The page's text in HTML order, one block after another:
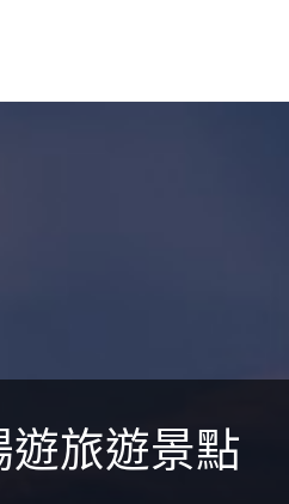
旅遊景點